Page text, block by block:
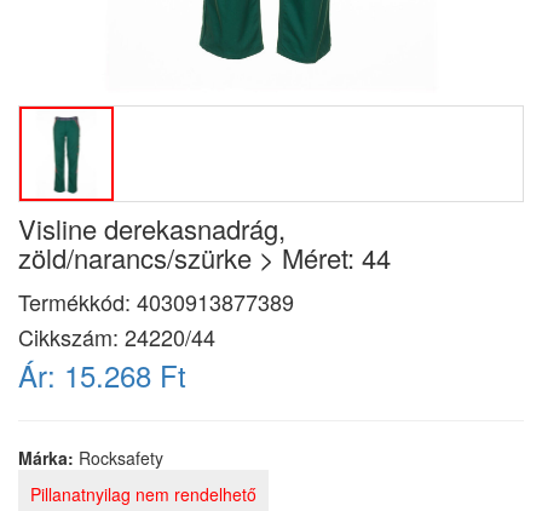
Visline derekasnadrág,
zöld/narancs/szürke > Méret: 44
Termékkód: 4030913877389
Cikkszám: 24220/44
Ár: 15.268 Ft
Márka: Rocksafety
Pillanatnyilag nem rendelhető